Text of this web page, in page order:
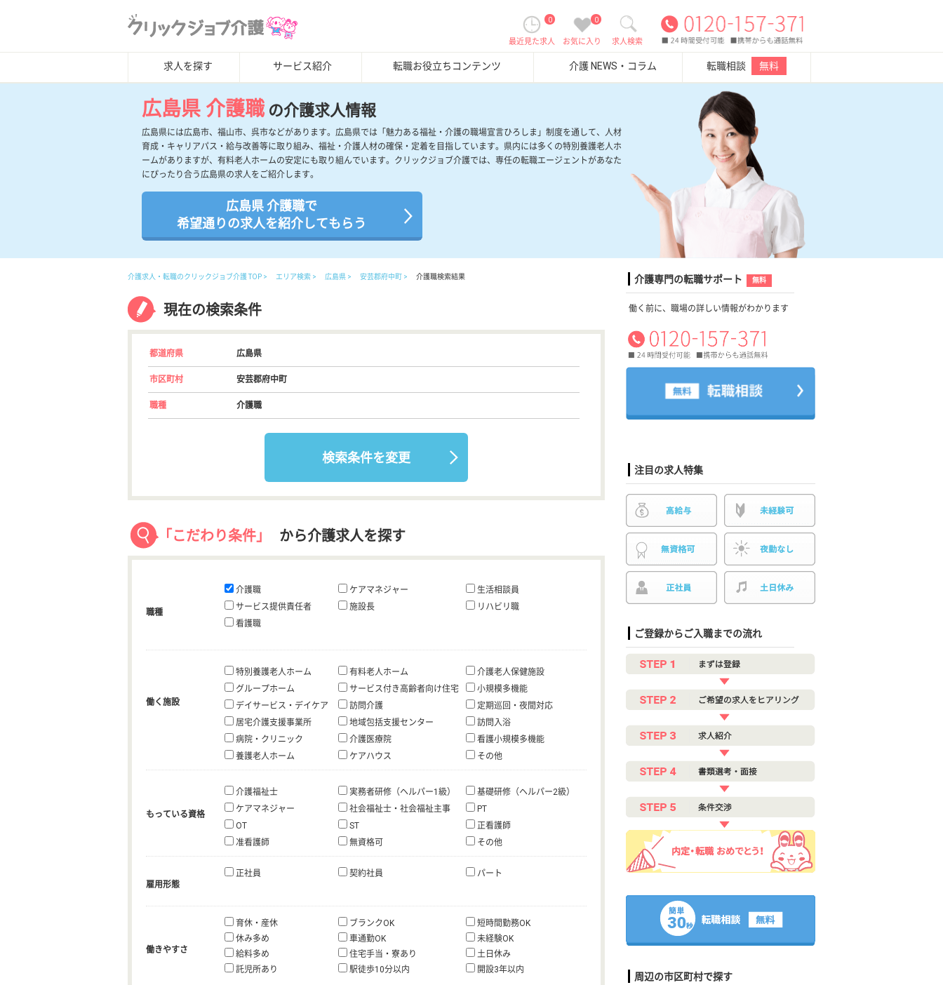
求人検索
0
お気に入り
0
最近見た求人
求人を探す サービス紹介 転職お役立ちコンテンツ 介護 NEWS・コラム 転職相談 無料
広島県 介護職 の介護求人情報
広島県には広島市、福山市、呉市などがあります。広島県では「魅力ある福祉・介護の職場宣言ひろしま」制度を通して、人材
育成・キャリアパス・給与改善等に取り組み、福祉・介護人材の確保・定着を目指しています。県内には多くの特別養護老人ホ
ームがありますが、有料老人ホームの安定にも取り組んでいます。クリックジョブ介護では、専任の転職エージェントがあなた
にぴったり合う広島県の求人をご紹介します。
広島県 介護職で
希望通りの求人を紹介してもらう
介護求人・転職のクリックジョブ介護 TOP エリア検索 広島県 安芸郡府中町 介護職検索結果
現在の検索条件
都道府県 広島県
市区町村 安芸郡府中町
職種 介護職
検索条件を変更
「こだわり条件」 から介護求人を探す
職種
介護職 ケアマネジャー
生活相談員
サービス提供責任者
施設長
リハビリ職
看護職
働く施設
特別養護老人ホーム 有料老人ホーム
介護老人保健施設
グループホーム
サービス付き高齢者向け住宅
小規模多機能
デイサービス・デイケア
訪問介護
定期巡回・夜間対応
居宅介護支援事業所
地域包括支援センター
訪問入浴
病院・クリニック
介護医療院
看護小規模多機能
養護老人ホーム
ケアハウス その他
もっている資格
介護福祉士 実務者研修（ヘルパー1級）
基礎研修（ヘルパー2級）
ケアマネジャー
社会福祉士・社会福祉主事
PT
OT
ST
正看護師
准看護師
無資格可 その他
雇用形態
正社員 契約社員 パート
働きやすさ
育休・産休 ブランクOK
短時間勤務OK
休み多め
車通勤OK
未経験OK
給料多め
住宅手当・寮あり
土日休み
託児所あり
駅徒歩10分以内 開設3年以内
介護専門の転職サポート 無料
働く前に、職場の詳しい情報がわかります
注目の求人特集
ご登録からご入職までの流れ
周辺の市区町村で探す